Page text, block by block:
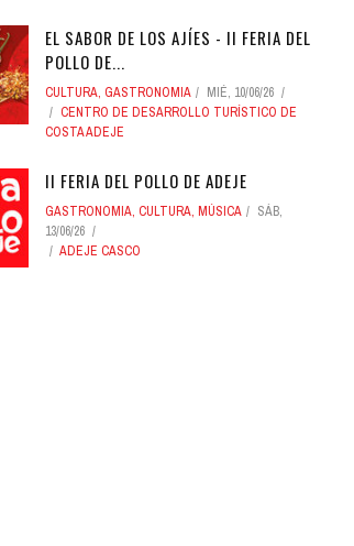
EL SABOR DE LOS AJÍES - II FERIA DEL
POLLO DE...
CULTURA, GASTRONOMIA
MIÉ, 10/06/26
CENTRO DE DESARROLLO TURÍSTICO DE
COSTA ADEJE
II FERIA DEL POLLO DE ADEJE
GASTRONOMIA, CULTURA, MÚSICA
SÁB,
13/06/26
ADEJE CASCO